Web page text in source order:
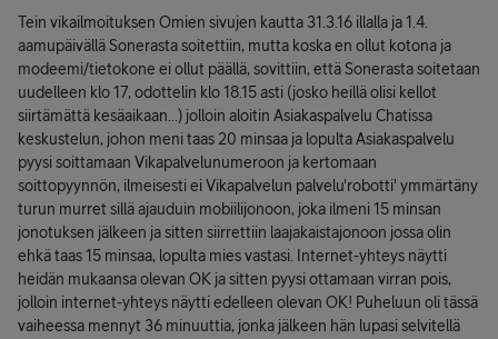
Tein vikailmoituksen Omien sivujen kautta 31.3.16 illalla ja 1.4.
aamupäivällä Sonerasta soitettiin, mutta koska en ollut kotona ja
modeemi/tietokone ei ollut päällä, sovittiin, että Sonerasta soitetaan
uudelleen klo 17, odottelin klo 18.15 asti (josko heillä olisi kellot
siirtämättä kesäaikaan...) jolloin aloitin Asiakaspalvelu Chatissa
keskustelun, johon meni taas 20 minsaa ja lopulta Asiakaspalvelu
pyysi soittamaan Vikapalvelunumeroon ja kertomaan
soittopyynnön, ilmeisesti ei Vikapalvelun palvelu'robotti' ymmärtäny
turun murret sillä ajauduin mobiilijonoon, joka ilmeni 15 minsan
jonotuksen jälkeen ja sitten siirrettiin laajakaistajonoon jossa olin
ehkä taas 15 minsaa, lopulta mies vastasi. Internet-yhteys näytti
heidän mukaansa olevan OK ja sitten pyysi ottamaan virran pois,
jolloin internet-yhteys näytti edelleen olevan OK! Puheluun oli tässä
vaiheessa mennyt 36 minuuttia, jonka jälkeen hän lupasi selvitellä